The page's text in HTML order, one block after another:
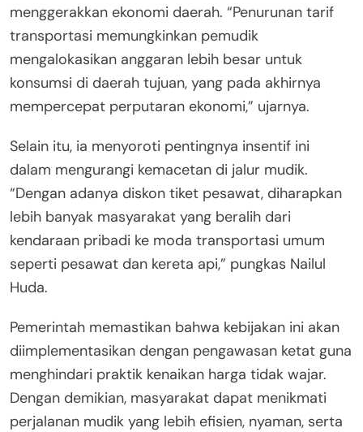
menggerakkan ekonomi daerah. “Penurunan tarif
transportasi memungkinkan pemudik
mengalokasikan anggaran lebih besar untuk
konsumsi di daerah tujuan, yang pada akhirnya
mempercepat perputaran ekonomi,” ujarnya.
Selain itu, ia menyoroti pentingnya insentif ini
dalam mengurangi kemacetan di jalur mudik.
“Dengan adanya diskon tiket pesawat, diharapkan
lebih banyak masyarakat yang beralih dari
kendaraan pribadi ke moda transportasi umum
seperti pesawat dan kereta api,” pungkas Nailul
Huda.
Pemerintah memastikan bahwa kebijakan ini akan
diimplementasikan dengan pengawasan ketat guna
menghindari praktik kenaikan harga tidak wajar.
Dengan demikian, masyarakat dapat menikmati
perjalanan mudik yang lebih efisien, nyaman, serta